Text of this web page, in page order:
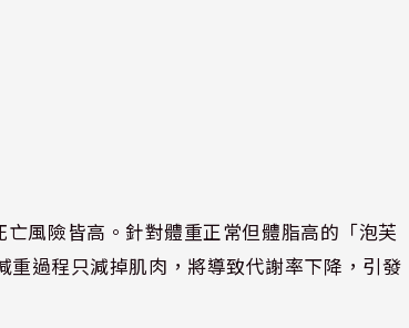
風險皆高。針對體重正常但體脂高的「泡芙
重過程只減掉肌肉，將導致代謝率下降，引發